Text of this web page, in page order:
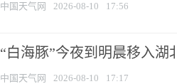
中国天气网 2026-08-10 17:56
“白海豚”今夜到明晨移入湖
中国天气网 2026-08-10 17:17